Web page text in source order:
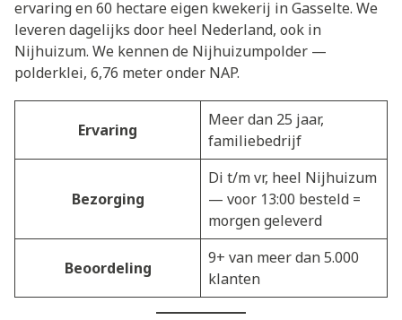
ervaring en 60 hectare eigen kwekerij in Gasselte. We
leveren dagelijks door heel Nederland, ook in
Nijhuizum. We kennen de Nijhuizumpolder —
polderklei, 6,76 meter onder NAP.
Ervaring
Meer dan 25 jaar,
familiebedrijf
Bezorging
Di t/m vr, heel Nijhuizum
— voor 13:00 besteld =
morgen geleverd
Beoordeling
9+ van meer dan 5.000
klanten